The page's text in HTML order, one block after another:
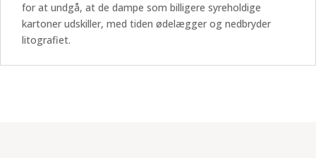
for at undgå, at de dampe som billigere syreholdige
kartoner udskiller, med tiden ødelægger og nedbryder
litografiet.